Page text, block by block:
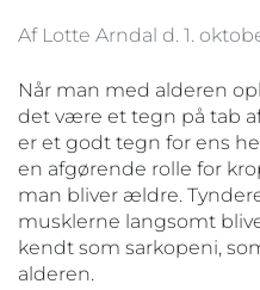
Af Lotte Arndal d. 1.
Når man med alderen
det være et tegn på tab
er et godt tegn for ens
en afgørende rolle for
man bliver ældre.
musklerne langsomt
kendt som sarkopeni,
alderen.